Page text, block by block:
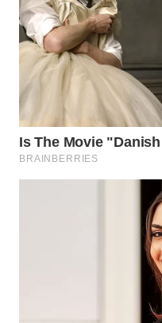
WN
DAIRI
WN
DANAU
TOBA
WN